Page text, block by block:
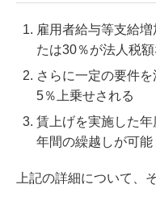
雇用者給与等支給
たは30％が法人税
さらに一定の要件
5％上乗せされる
賃上げを実施した
年間の繰越しが可能
上記の詳細について、